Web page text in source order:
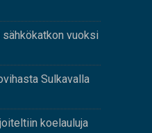
sähkökatkon vuoksi
Sulkavalla
koelauluja